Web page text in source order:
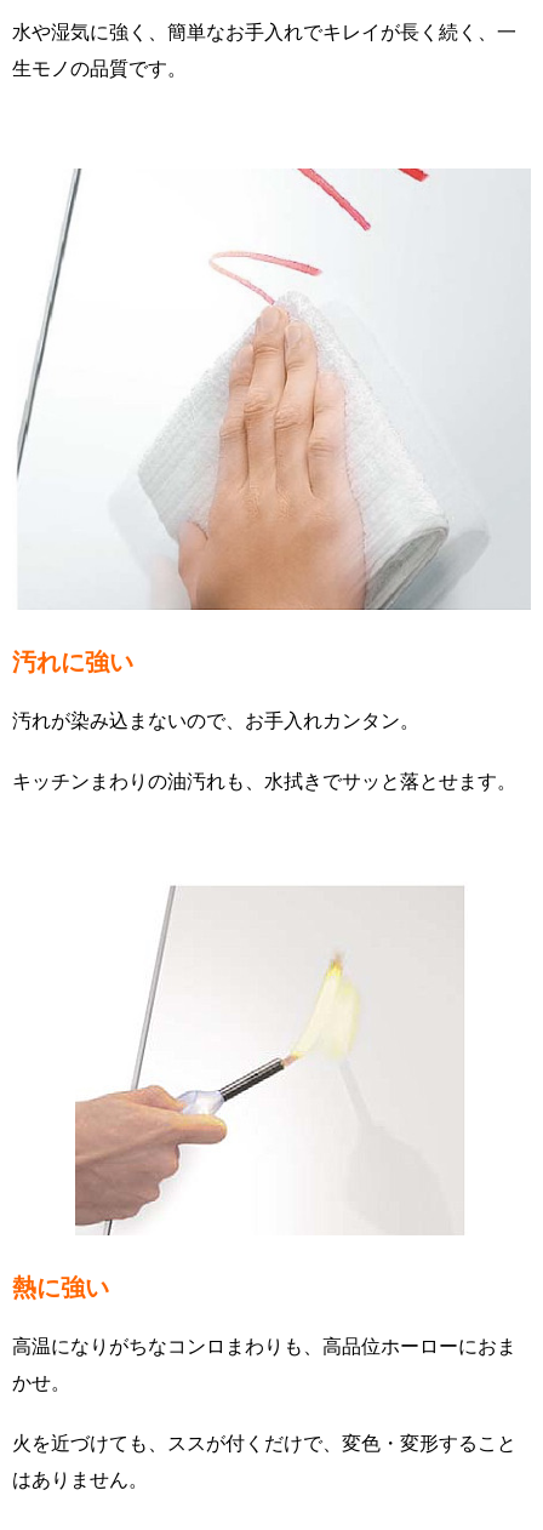
水や湿気に強く、簡単なお手入れでキレイが長く続く、一
生モノの品質です。
汚れに強い
汚れが染み込まないので、お手入れカンタン。
キッチンまわりの油汚れも、水拭きでサッと落とせます。
熱に強い
高温になりがちなコンロまわりも、高品位ホーローにおま
かせ。
火を近づけても、ススが付くだけで、変色・変形すること
はありません。